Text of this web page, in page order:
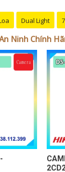
Dual Light
Ninh Chính